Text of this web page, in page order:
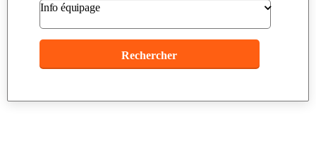
Info équipage